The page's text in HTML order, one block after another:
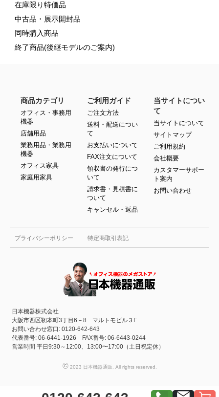
在庫限り特価品
中古品・展示開封品
同時購入商品
終了商品(後継モデルのご案内)
プライバシーポリシー 特定商取引表記
日本機器株式会社
大阪市西区靭本町3丁目6－8 マルトモビル３F
お問い合わせ窓口: 0120-642-643
代表番号: 06-6441-1926 FAX番号: 06-6443-0244
営業時間 平日9:30～12:00、13:00〜17:00（土日祝定休）
商品カテゴリ
オフィス・事務用
機器
店舗用品
業務用品・業務用
機器
オフィス家具
家庭用家具
ご利用ガイド
ご注文方法
送料・配送につい
て
お支払いについて
FAX注文について
領収書の発行につ
いて
請求書・見積書に
ついて
キャンセル・返品
当サイトについ
て
当サイトについて
サイトマップ
ご利用規約
会社概要
カスタマーサポー
ト案内
お問い合わせ
©2023 日本機器通販. All rights reserved.